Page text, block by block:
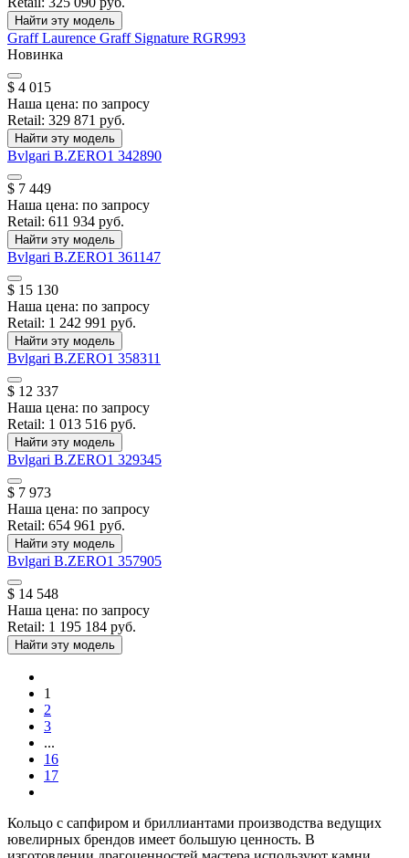
Найти эту модель
GraffLaurence Graff Signature RGR993
Новинка
$ 4 015
Наша цена: по запросу
Retail: 329 871 руб.
Найти эту модель
Bvlgari B.ZERO1 342890
$ 7 449
Наша цена: по запросу
Retail: 611 934 руб.
Найти эту модель
Bvlgari B.ZERO1 361147
$ 15 130
Наша цена: по запросу
Retail: 1 242 991 руб.
Найти эту модель
Bvlgari B.ZERO1 358311
$ 12 337
Наша цена: по запросу
Retail: 1 013 516 руб.
Найти эту модель
Bvlgari B.ZERO1 329345
$ 7 973
Наша цена: по запросу
Retail: 654 961 руб.
Найти эту модель
Bvlgari B.ZERO1 357905
$ 14 548
Наша цена: по запросу
Retail: 1 195 184 руб.
Найти эту модель
1
2
3
...
16
17
Кольцо с сапфиром и бриллиантами производства ведущих
ювелирных брендов имеет большую ценность. В